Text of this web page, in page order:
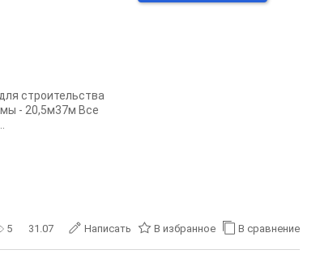
строительства
- 20,5м37м Все
5 31.07 Написать В избранное В сравнение